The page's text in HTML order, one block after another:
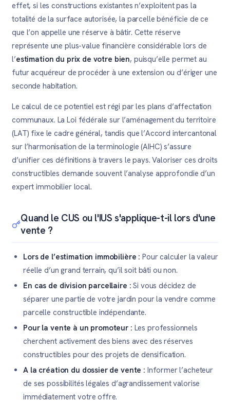
effet, si les constructions existantes n’exploitent pas la
totalité de la surface autorisée, la parcelle bénéficie de ce
que l’on appelle une réserve à bâtir. Cette réserve
représente une plus-value financière considérable lors de
l’estimation du prix de votre bien, puisqu’elle permet au
futur acquéreur de procéder à une extension ou d’ériger une
seconde habitation.
Le calcul de ce potentiel est régi par les plans d’affectation
communaux. La Loi fédérale sur l’aménagement du territoire
(LAT) fixe le cadre général, tandis que l’Accord intercantonal
sur l’harmonisation de la terminologie (AIHC) s’assure
d’unifier ces définitions à travers le pays. Valoriser ces droits
constructibles demande souvent l’analyse approfondie d’un
expert immobilier local.
Quand le CUS ou l'IUS s'applique-t-il lors d'une
vente ?
Lors de l’estimation immobilière : Pour calculer la valeur
réelle d’un grand terrain, qu’il soit bâti ou non.
En cas de division parcellaire : Si vous décidez de
séparer une partie de votre jardin pour la vendre comme
parcelle constructible indépendante.
Pour la vente à un promoteur : Les professionnels
cherchent activement des biens avec des réserves
constructibles pour des projets de densification.
A la création du dossier de vente : Informer l’acheteur
de ses possibilités légales d’agrandissement valorise
immédiatement votre offre.